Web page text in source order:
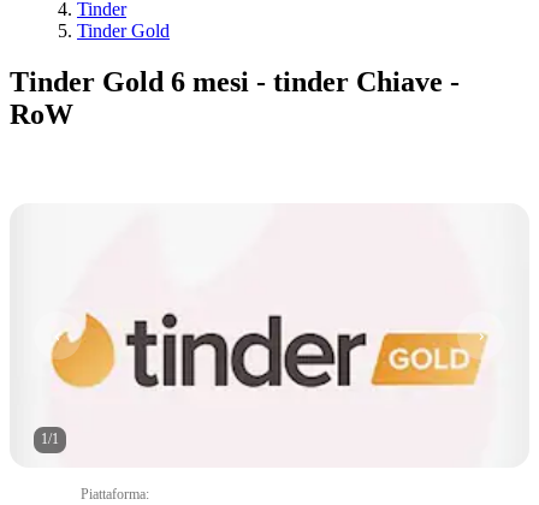
Tinder
Tinder Gold
Tinder Gold 6 mesi - tinder Chiave -
RoW
1/1
Piattaforma: